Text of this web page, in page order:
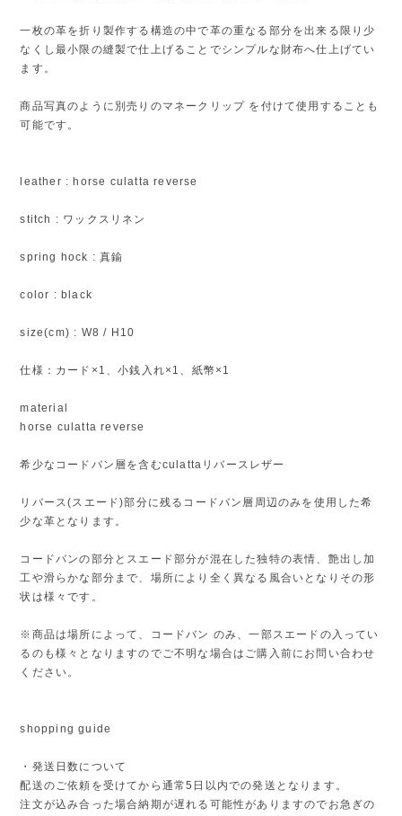
一枚の革を折り製作する構造の中で革の重なる部分を出来る限り少
なくし最小限の縫製で仕上げることでシンプルな財布へ仕上げてい
ます。
商品写真のように別売りのマネークリップ を付けて使用することも
可能です。
leather : horse culatta reverse
stitch : ワックスリネン
spring hock : 真鍮
color : black
size(cm) : W8 / H10
仕様：カード×1、小銭入れ×1、紙幣×1
material
horse culatta reverse
希少なコードバン層を含むculattaリバースレザー
リバース(スエード)部分に残るコードバン層周辺のみを使用した希
少な革となります。
コードバンの部分とスエード部分が混在した独特の表情、艶出し加
工や滑らかな部分まで、場所により全く異なる風合いとなりその形
状は様々です。
※商品は場所によって、コードバン のみ、一部スエードの入ってい
るのも様々となりますのでご不明な場合はご購入前にお問い合わせ
ください。
shopping guide
・発送日数について
配送のご依頼を受けてから通常5日以内での発送となります。
注文が込み合った場合納期が遅れる可能性がありますのでお急ぎの